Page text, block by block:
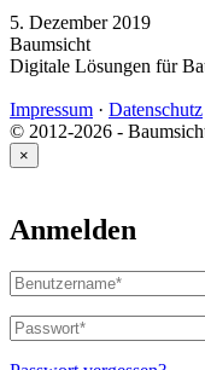
5. Dezember 2019
Baumsicht
Digitale Lösungen für
Impressum · Datenschutz
© 2012-2026 -
×
Anmelden
Benutzername
oder
E-
Mail-
Passwort*
Erforderlich